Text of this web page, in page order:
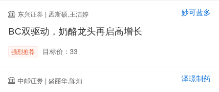
东兴证券 | 孟斯硕,王洁婷 妙可蓝多
BC双驱动，奶酪龙头再启高增长
强烈推荐 目标价：33
中邮证券 | 盛丽华,陈灿 泽璟制药